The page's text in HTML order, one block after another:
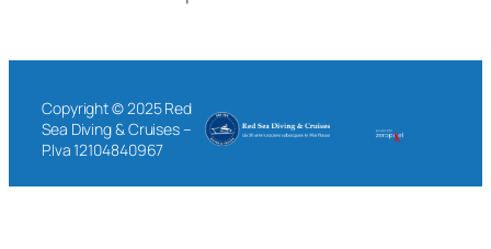
Copyright © 2025 Red
Sea Diving & Cruises –
P.Iva 12104840967